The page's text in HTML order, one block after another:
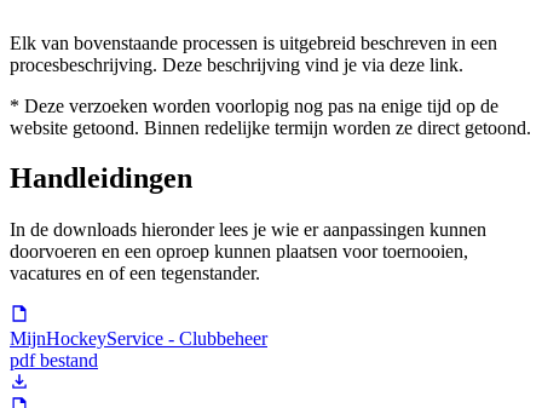
Elk van bovenstaande processen is uitgebreid beschreven in een
procesbeschrijving. Deze beschrijving vind je via deze link.
* Deze verzoeken worden voorlopig nog pas na enige tijd op de
website getoond. Binnen redelijke termijn worden ze direct getoond.
Handleidingen
In de downloads hieronder lees je wie er aanpassingen kunnen
doorvoeren en een oproep kunnen plaatsen voor toernooien,
vacatures en of een tegenstander.
MijnHockeyService - Clubbeheer
pdf bestand